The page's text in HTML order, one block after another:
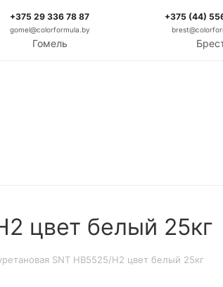
+375 29 336 78 87
gomel@colorformula.by
Гомель
+375 (44)
цвет белый 25кг
SNT HB5525/H2 цвет белый 25кг